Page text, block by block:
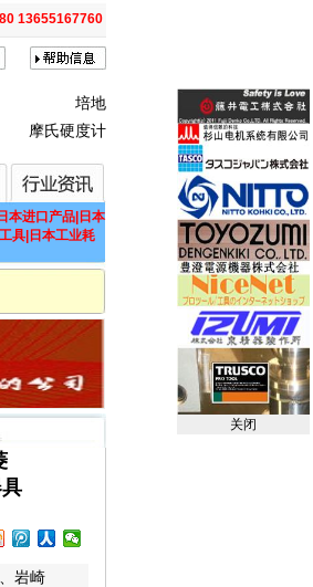
13655167760
培地
摩氏硬度计
本进口产品|日本
具|日本工业耗
岩崎
关闭